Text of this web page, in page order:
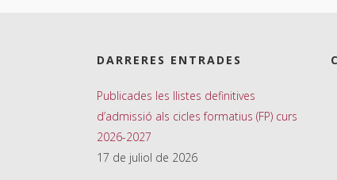
DARRERES ENTRADES
Publicades les llistes definitives
d’admissió als cicles formatius (FP) curs
2026-2027
17 de juliol de 2026